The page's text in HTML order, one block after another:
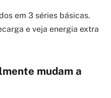
em 3 séries básicas.
e veja energia extra
mudam a